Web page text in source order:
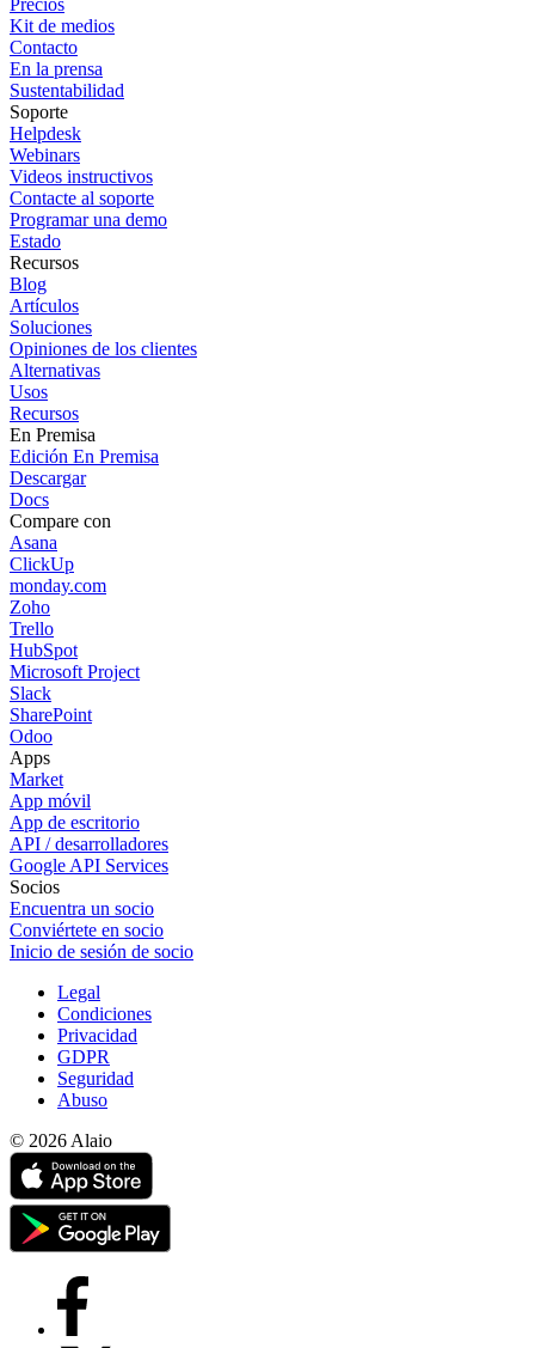
Kit de medios
Contacto
En la prensa
Sustentabilidad
Soporte
Helpdesk
Webinars
Videos instructivos
Contacte al soporte
Programar una demo
Estado
Recursos
Blog
Artículos
Soluciones
Opiniones de los clientes
Alternativas
Usos
Recursos
En Premisa
Edición En Premisa
Descargar
Docs
Compare con
Asana
ClickUp
monday.com
Zoho
Trello
HubSpot
Microsoft Project
Slack
SharePoint
Odoo
Apps
Market
App móvil
App de escritorio
API / desarrolladores
Google API Services
Socios
Encuentra un socio
Conviértete en socio
Inicio de sesión de socio
Legal
Condiciones
Privacidad
GDPR
Seguridad
Abuso
© 2026 Alaio